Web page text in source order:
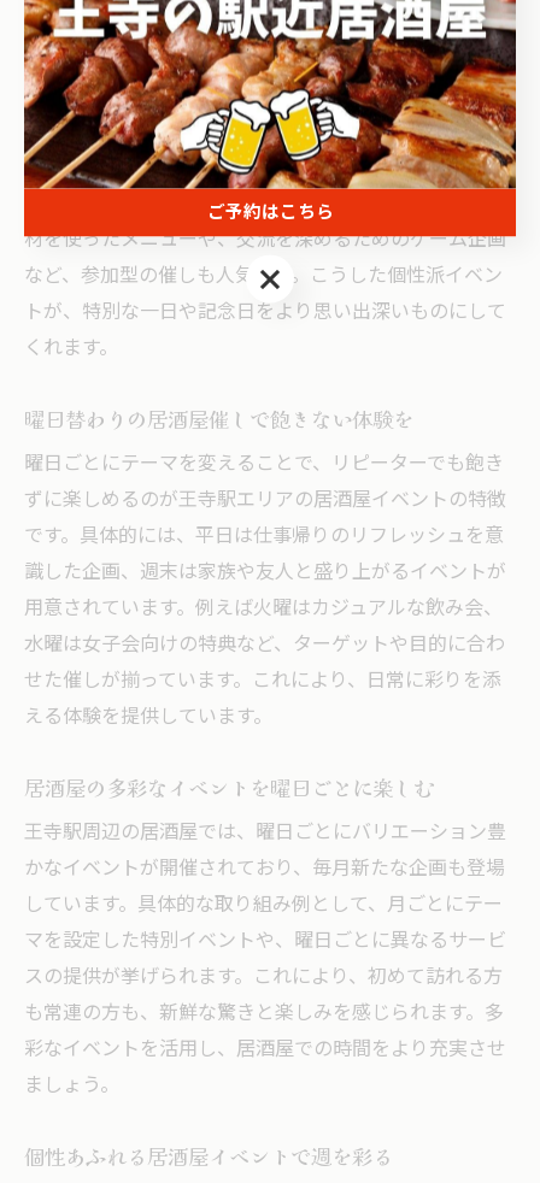
居酒屋の個性派イベントで特別な一日を演出
王寺駅の居酒屋イベントは、店舗ごとの個性が光る内容
が豊富です。曜日替わりのテーマに加え、毎月新しいイ
ベントも展開されており、「今月は何があるのか」と期
待感が高まります。例えば、特定の曜日限定で地域の食
材を使ったメニューや、交流を深めるためのゲーム企画
など、参加型の催しも人気です。こうした個性派イベン
トが、特別な一日や記念日をより思い出深いものにして
くれます。
曜日替わりの居酒屋催しで飽きない体験を
曜日ごとにテーマを変えることで、リピーターでも飽き
ずに楽しめるのが王寺駅エリアの居酒屋イベントの特徴
です。具体的には、平日は仕事帰りのリフレッシュを意
識した企画、週末は家族や友人と盛り上がるイベントが
用意されています。例えば火曜はカジュアルな飲み会、
水曜は女子会向けの特典など、ターゲットや目的に合わ
せた催しが揃っています。これにより、日常に彩りを添
える体験を提供しています。
居酒屋の多彩なイベントを曜日ごとに楽しむ
王寺駅周辺の居酒屋では、曜日ごとにバリエーション豊
かなイベントが開催されており、毎月新たな企画も登場
しています。具体的な取り組み例として、月ごとにテー
マを設定した特別イベントや、曜日ごとに異なるサービ
スの提供が挙げられます。これにより、初めて訪れる方
も常連の方も、新鮮な驚きと楽しみを感じられます。多
彩なイベントを活用し、居酒屋での時間をより充実させ
ましょう。
個性あふれる居酒屋イベントで週を彩る
ご予約はこちら
ご予約はこちら